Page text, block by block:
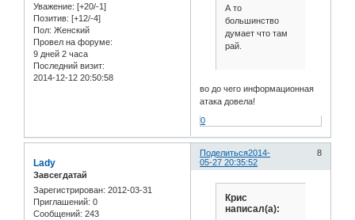
Уважение: [+20/-1]
Позитив: [+12/-4]
Пол: Женский
Провел на форуме:
9 дней 2 часа
Последний визит:
2014-12-12 20:50:58
А то
большинство
думает что там
рай.
во до чего информационная
атака довела!
0
Поделиться 8
2014-
05-27 20:35:52
Lady
Завсегдатай
Зарегистрирован: 2012-03-31
Приглашений: 0
Сообщений: 243
Крис
написал(а):